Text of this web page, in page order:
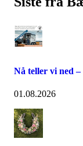
Nå teller vi ned –
01.08.2026